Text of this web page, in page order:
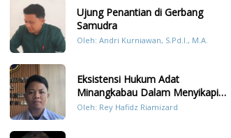
Ujung Penantian di Gerbang
Samudra
Oleh: Andri Kurniawan, S.Pd.I., M.A.
Eksistensi Hukum Adat
Minangkabau Dalam Menyikapi
Prilaku LGBT Analisis Perbandingan
Oleh: Rey Hafidz Riamizard